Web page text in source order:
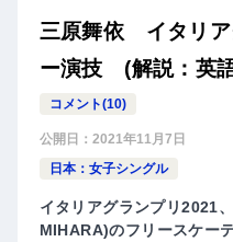
三原舞依 イタリ
ー演技 (解説：英
コメント(10)
公開日： 2021年11月7日
日本：女子シングル
イタリアグランプリ2021
MIHARA)のフリースケー